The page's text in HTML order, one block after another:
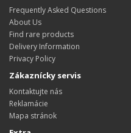
Frequently Asked Questions
About Us
Find rare products
Delivery Information
Privacy Policy
Zákaznícky servis
Kontaktujte nás
Reklamácie
Mapa stránok